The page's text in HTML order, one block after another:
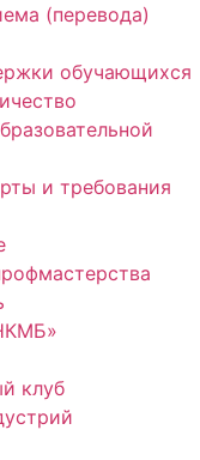
(перевода)
обучающихся
и требования
клуб